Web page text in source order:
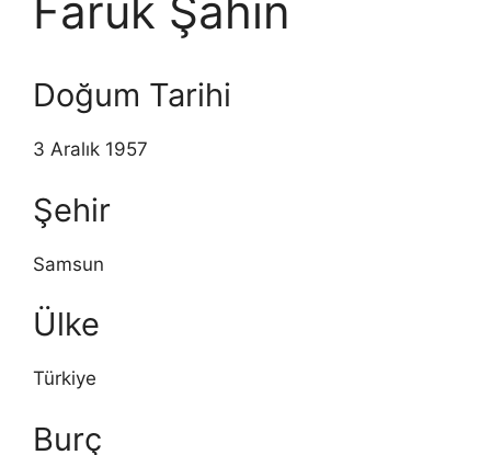
Faruk Şahin
Doğum Tarihi
3 Aralık 1957
Şehir
Samsun
Ülke
Türkiye
Burç